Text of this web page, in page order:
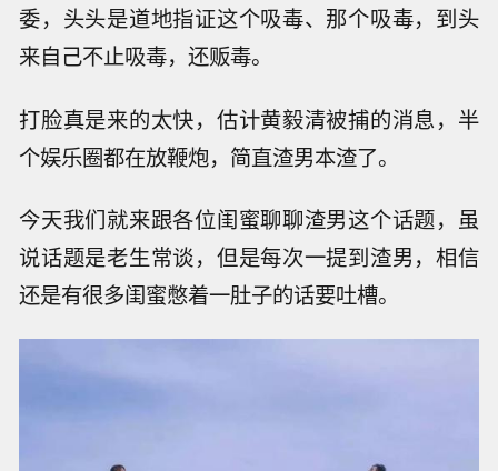
委，头头是道地指证这个吸毒、那个吸毒，到头
来自己不止吸毒，还贩毒。
打脸真是来的太快，估计黄毅清被捕的消息，半
个娱乐圈都在放鞭炮，简直渣男本渣了。
今天我们就来跟各位闺蜜聊聊渣男这个话题，虽
说话题是老生常谈，但是每次一提到渣男，相信
还是有很多闺蜜憋着一肚子的话要吐槽。